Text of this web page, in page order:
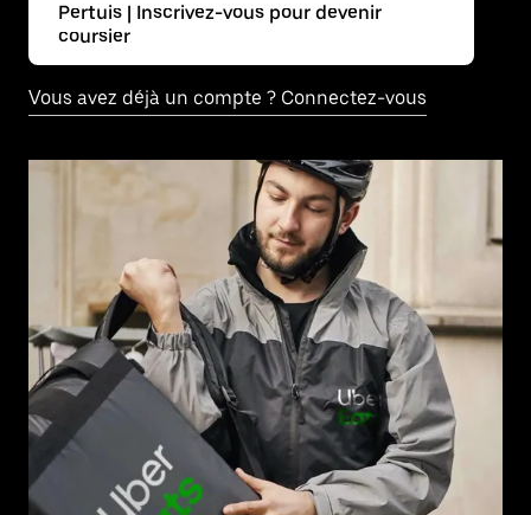
Pertuis | Inscrivez-vous pour devenir
coursier
Vous avez déjà un compte ? Connectez-vous